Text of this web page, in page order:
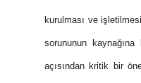
kurulması ve
sorununun
açısından kritik bir